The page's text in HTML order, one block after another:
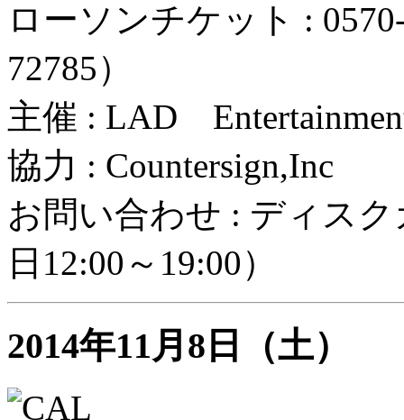
ローソンチケット :
72785）
主催 : LAD
協力 : Countersign,Inc
お問い合わせ : ディスク
日12:00～19:00）
2014年11月8日（土）